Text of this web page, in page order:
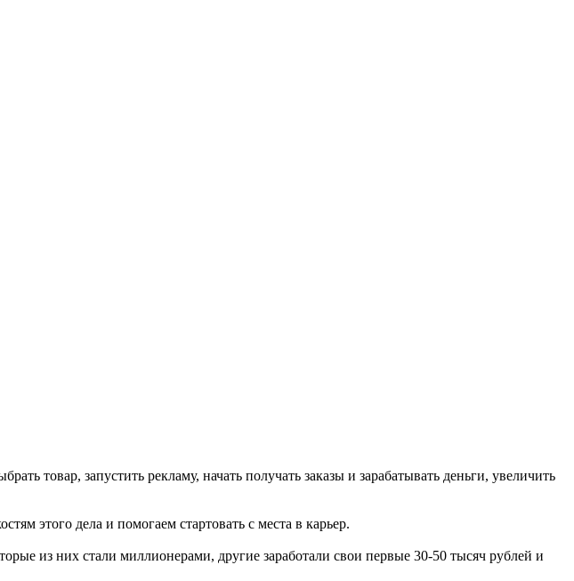
товар, запустить рекламу, начать получать заказы и зарабатывать деньги, увеличить
этого дела и помогаем стартовать с места в карьер.
из них стали миллионерами, другие заработали свои первые 30-50 тысяч рублей и